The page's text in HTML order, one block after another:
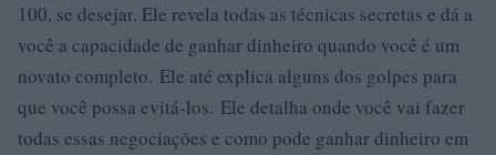
100, se desejar. Ele revela todas as técnicas secretas e dá a
você a capacidade de ganhar dinheiro quando você é um
novato completo. Ele até explica alguns dos golpes para
que você possa evitá-los. Ele detalha onde você vai fazer
todas essas negociações e como pode ganhar dinheiro em